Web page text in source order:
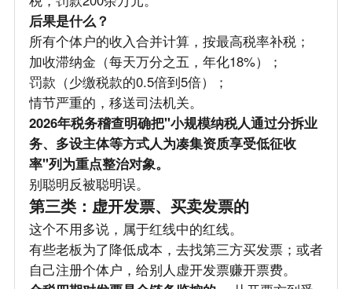
后果是什么？
所有个体户的收入合并计算，按最高税率补税；
加收滞纳金（每天万分之五，年化18%）；
罚款（少缴税款的0.5倍到5倍）；
情节严重的，移送司法机关。
2026年税务稽查明确把"小规模纳税人通过分拆业
务、多设主体等方式人为凑集资质享受低征收
率"列为重点整治对象。
别聪明反被聪明误。
第三类：虚开发票、买卖发票的
这个不用多说，属于红线中的红线。
有些老板为了降低成本，去找第三方买发票；或者
自己注册个体户，给别人虚开发票赚开票费。